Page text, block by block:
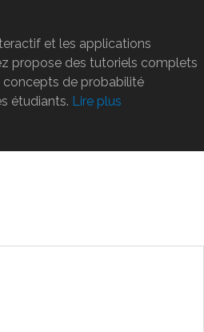
et les applications
propose des tutoriels complets
concepts de probabilité
étudiants. Lire plus